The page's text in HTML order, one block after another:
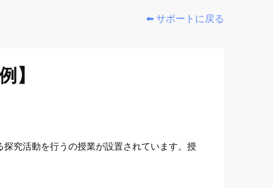
⬅️ サポートに戻る
】
究活動を行うの授業が設置されています。授